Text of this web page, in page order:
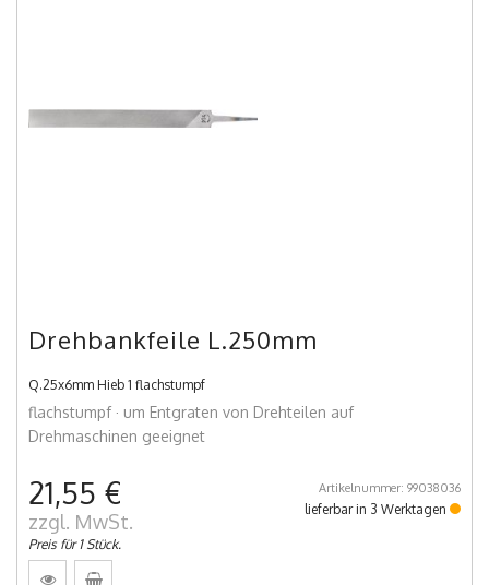
Drehbankfeile L.250mm
Q.25x6mm Hieb 1 flachstumpf
flachstumpf · um Entgraten von Drehteilen auf
Drehmaschinen geeignet
21,55 €
zzgl. MwSt.
Preis für 1 Stück.
Artikelnummer: 99038036
lieferbar in 3 Werktagen